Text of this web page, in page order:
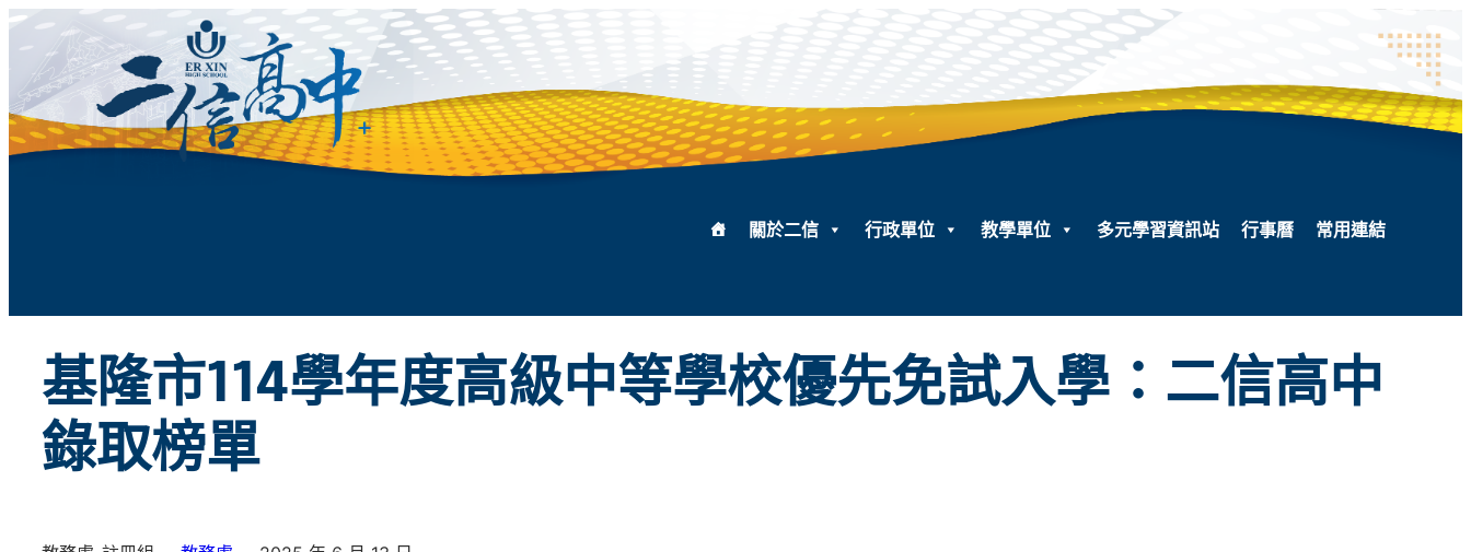
跳
要
內
關於二信 行政單位 教學單位 多元學習資訊站 行事曆 常用連結
基隆市114學年度高級中等學校優先免試入學：二信高中
錄取榜單